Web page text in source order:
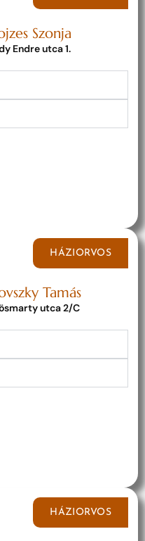
Szonja
Endre utca 1.
HÁZIORVOS
Tamás
utca 2/C
HÁZIORVOS